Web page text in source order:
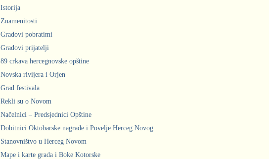
Istorija
Znamenitosti
Gradovi pobratimi
Gradovi prijatelji
89 crkava hercegnovske opštine
Novska rivijera i Orjen
Grad festivala
Rekli su o Novom
Načelnici – Predsjednici Opštine
Dobitnici Oktobarske nagrade i Povelje Herceg Novog
Stanovništvo u Herceg Novom
Mape i karte grada i Boke Kotorske